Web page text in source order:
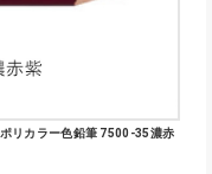
リカラー色鉛筆 7500-35濃赤